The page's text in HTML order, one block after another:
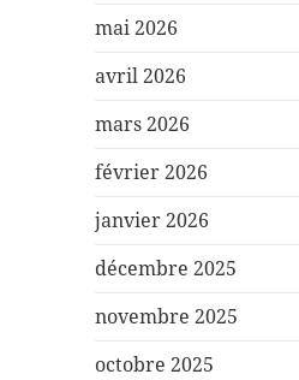
mai 2026
avril 2026
mars 2026
février 2026
janvier 2026
décembre 2025
novembre 2025
octobre 2025